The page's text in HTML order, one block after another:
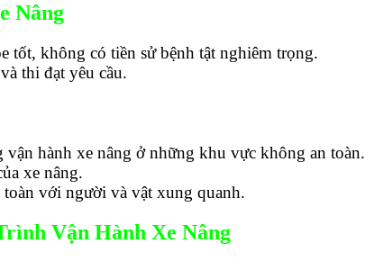
Nâng
tốt, không có tiền sử bệnh tật nghiêm trọng.
thi đạt yêu cầu.
vận hành xe nâng ở những khu vực không an toàn.
xe nâng.
với người và vật xung quanh.
Vận Hành Xe Nâng